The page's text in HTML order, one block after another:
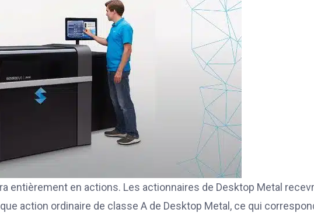
entièrement en actions. Les actionnaires de Desktop Metal
action ordinaire de classe A de Desktop Metal, ce qui